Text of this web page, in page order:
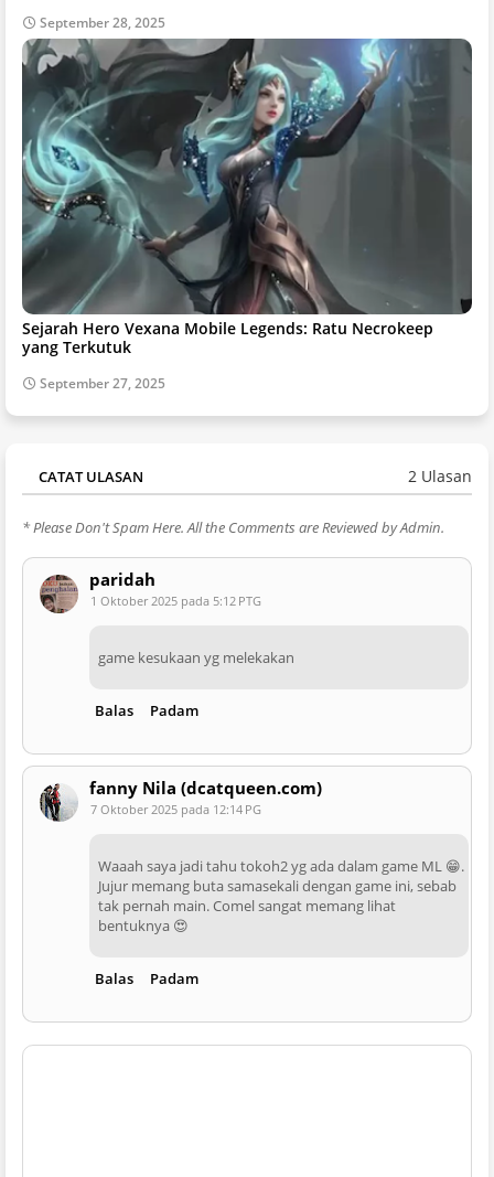
September 28, 2025
Sejarah Hero Vexana Mobile Legends: Ratu Necrokeep
yang Terkutuk
September 27, 2025
CATAT ULASAN 2 Ulasan
* Please Don't Spam Here. All the Comments are Reviewed by Admin.
paridah
1 Oktober 2025 pada 5:12 PTG
game kesukaan yg melekakan
Balas Padam
fanny Nila (dcatqueen.com)
7 Oktober 2025 pada 12:14 PG
Waaah saya jadi tahu tokoh2 yg ada dalam game ML 😁.
Jujur memang buta samasekali dengan game ini, sebab
tak pernah main. Comel sangat memang lihat
bentuknya 😍
Balas Padam